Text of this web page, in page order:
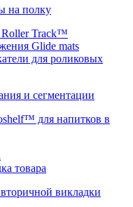
на полку
Roller Track™
Glide mats
для роликовых
и сегментации
для напитков в
товара
викладки